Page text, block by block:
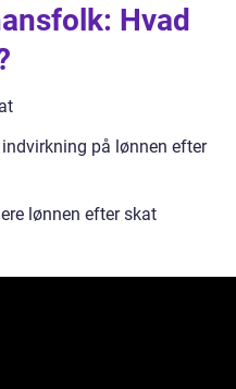
Hvad
på lønnen efter
lønnen efter skat